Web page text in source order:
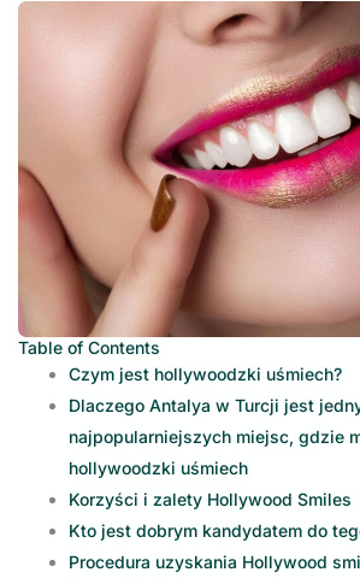
Table of Contents
Czym jest hollywoodzki uśmiech?
Dlaczego Antalya w Turcji jest
najpopularniejszych miejsc, gdzie
hollywoodzki uśmiech
Korzyści i zalety Hollywood Smiles
Kto jest dobrym kandydatem do
Procedura uzyskania Hollywood